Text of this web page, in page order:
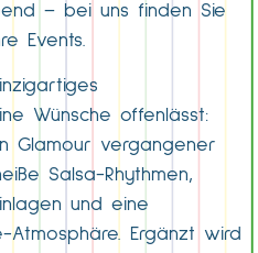
– bei uns finden Sie
Events.
Wünsche offenlässt:
Glamour vergangener
Salsa-Rhythmen,
und eine
Atmosphäre. Ergänzt wird